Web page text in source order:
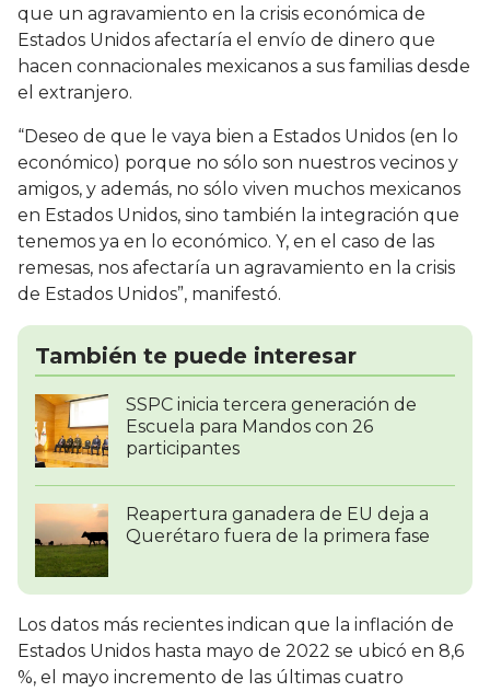
que un agravamiento en la crisis económica de
Estados Unidos afectaría el envío de dinero que
hacen connacionales mexicanos a sus familias desde
el extranjero.
“Deseo de que le vaya bien a Estados Unidos (en lo
económico) porque no sólo son nuestros vecinos y
amigos, y además, no sólo viven muchos mexicanos
en Estados Unidos, sino también la integración que
tenemos ya en lo económico. Y, en el caso de las
remesas, nos afectaría un agravamiento en la crisis
de Estados Unidos”, manifestó.
También te puede interesar
SSPC inicia tercera generación de
Escuela para Mandos con 26
participantes
Reapertura ganadera de EU deja a
Querétaro fuera de la primera fase
Los datos más recientes indican que la inflación de
Estados Unidos hasta mayo de 2022 se ubicó en 8,6
%, el mayo incremento de las últimas cuatro